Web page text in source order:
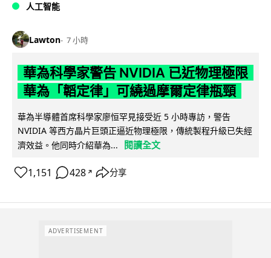
人工智能
Lawton 7 小時
華為科學家警告 NVIDIA 已近物理極限
華為「韜定律」可繞過摩爾定律瓶頸
華為半導體首席科學家廖恒罕見接受近 5 小時專訪，警告
NVIDIA 等西方晶片巨頭正逼近物理極限，傳統製程升級已失經
濟效益。他同時介紹華為...
閱讀全文
1,151 428 ↗ 分享
ADVERTISEMENT